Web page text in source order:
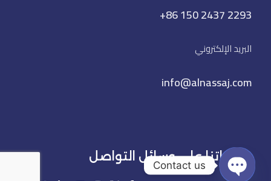
+86 150 2437 2293
البريد الإلكتروني
info@alnassaj.com
حساباتنا على وسائل التواصل
Contact us